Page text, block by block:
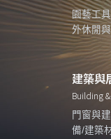
園藝工
外休閒
建築與
Building
門窗與
備/建築